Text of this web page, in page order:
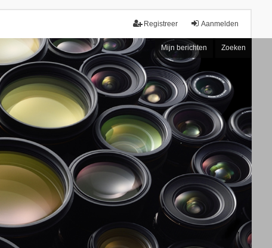
Aanmelden
Registreer
Mijn berichten Zoeken